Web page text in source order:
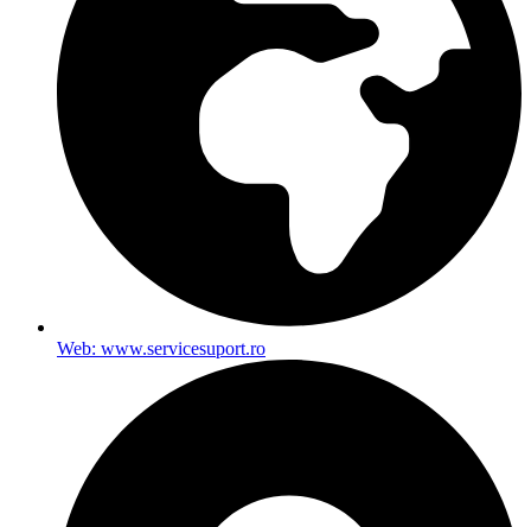
Web: www.servicesuport.ro